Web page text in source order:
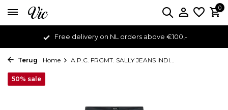
0
Free delivery on NL orders above €100,-
Terug Home A.P.C. FRGMT. SALLY JEANS INDI...
50% sale